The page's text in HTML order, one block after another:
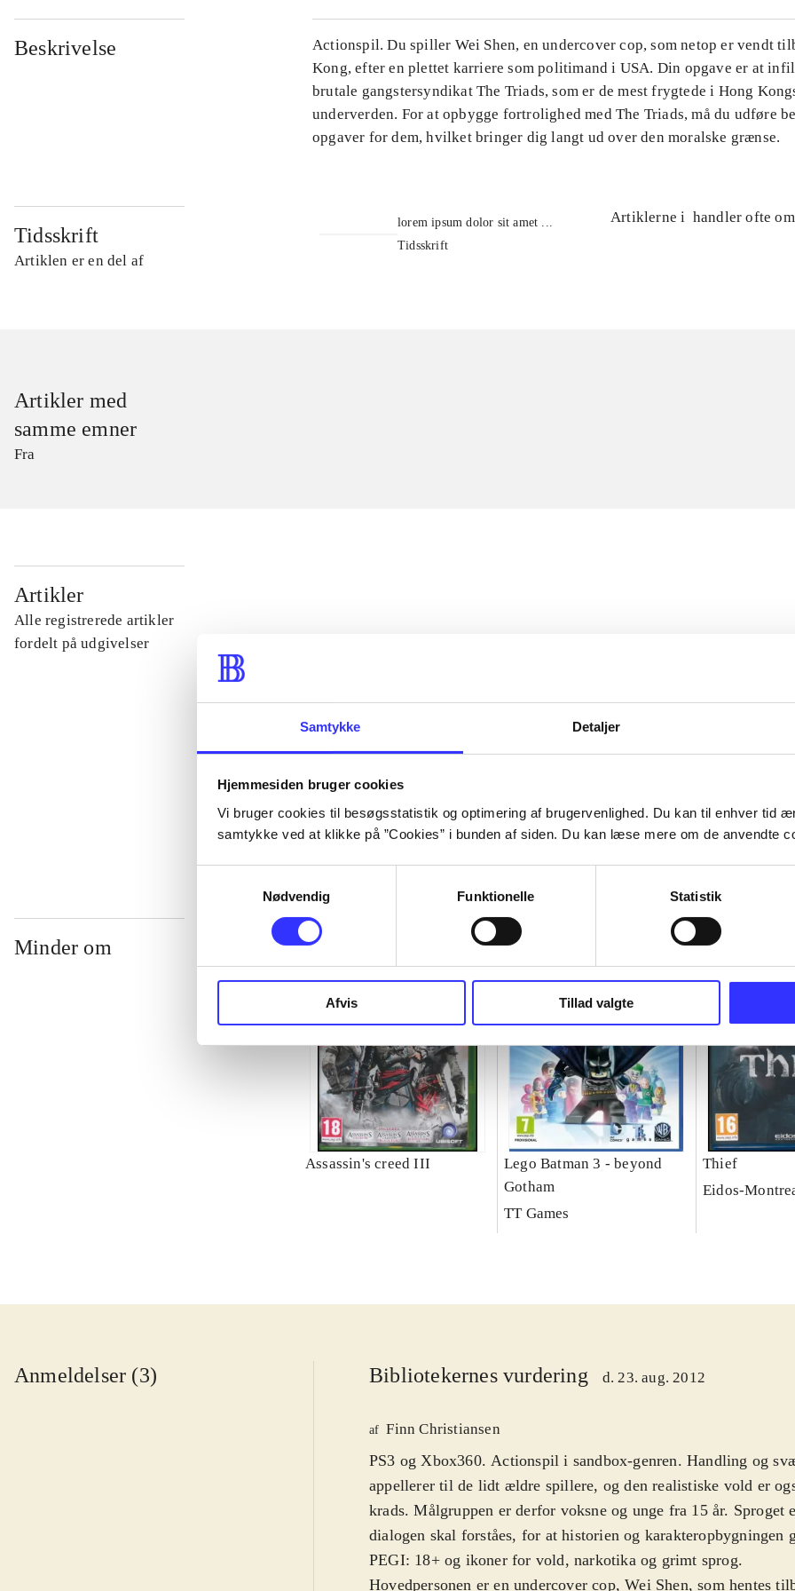
Samtykke Detaljer
Hjemmesiden bruger cookies
Vi bruger cookies til besøgsstatistik og optimering af brugervenlighed. Du kan til enhver tid
samtykke ved at klikke på ”Cookies” i bunden af siden. Du kan læse mere om de anvendte
Nødvendig
Funktionelle Statistik
Afvis Tillad valgte
Beskrivelse
Actionspil. Du spiller Wei Shen, en undercover cop, som netop er vendt
Kong, efter en plettet karriere som politimand i USA. Din opgave er at
brutale gangstersyndikat The Triads, som er de mest frygtede i Hong
underverden. For at opbygge fortrolighed med The Triads, må du udføre
opgaver for dem, hvilket bringer dig langt ud over den moralske grænse.
Tidsskrift
Artiklen er en del af
lorem ipsum dolor sit amet ...
Tidsskrift
Artiklerne i handler ofte om
Artikler med
samme emner
Fra
Artikler
Alle registrerede artikler
fordelt på udgivelser
...
...
Minder om
Assassin's creed III
Lego Batman 3 - beyond
Gotham
TT Games
Thief
Eidos-
Anmeldelser (3) Bibliotekernes vurdering d. 23. aug. 2012
af Finn Christiansen
PS3 og Xbox360. Actionspil i sandbox-genren. Handling og
appellerer til de lidt ældre spillere, og den realistiske vold er
krads. Målgruppen er derfor voksne og unge fra 15 år. Sproget
dialogen skal forståes, for at historien og karakteropbygningen
PEGI: 18+ og ikoner for vold, narkotika og grimt sprog.
Hovedpersonen er en undercover cop, Wei Shen, som hentes